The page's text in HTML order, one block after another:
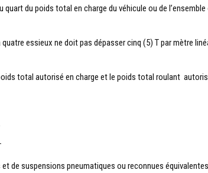
quart du poids total en charge du véhicule ou de l’ensemble
essieux ne doit pas dépasser cinq (5) T par mètre
total autorisé en charge et le poids total roulant
de suspensions pneumatiques ou reconnues